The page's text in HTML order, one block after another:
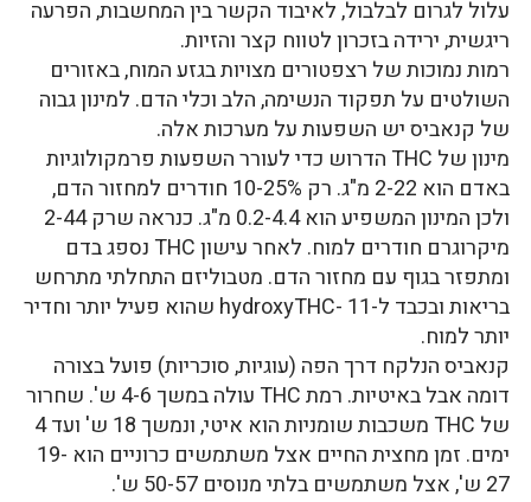
עלול לגרום לבלבול, לאיבוד הקשר בין המחשבות, הפרעה
ריגשית, ירידה בזכרון לטווח קצר והזיות.
רמות נמוכות של רצפטורים מצויות בגזע המוח, באזורים
השולטים על תפקוד הנשימה, הלב וכלי הדם. למינון גבוה
של קנאביס יש השפעות על מערכות אלה.
מינון של THC הדרוש כדי לעורר השפעות פרמקולוגיות
באדם הוא 2-22 מ"ג. רק 10-25% חודרים למחזור הדם,
ולכן המינון המשפיע הוא 0.2-4.4 מ"ג. כנראה שרק 2-44
מיקרוגרם חודרים למוח. לאחר עישון THC נספג בדם
ומתפזר בגוף עם מחזור הדם. מטבוליזם התחלתי מתרחש
בריאות ובכבד ל-hydroxyTHC- 11 שהוא פעיל יותר וחדיר
יותר למוח.
קנאביס הנלקח דרך הפה (עוגיות, סוכריות) פועל בצורה
דומה אבל באיטיות. רמת THC עולה במשך 4-6 ש'. שחרור
של THC משכבות שומניות הוא איטי, ונמשך 18 ש' ועד 4
ימים. זמן מחצית החיים אצל משתמשים כרוניים הוא 19-
27 ש', אצל משתמשים בלתי מנוסים 50-57 ש'.